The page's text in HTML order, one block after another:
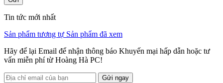
Tin tức mới nhất
Sản phẩm tương tự Sản phẩm đã xem
Hãy để lại Email để nhận thông báo Khuyến mại hấp dẫn hoặc tư
vấn miễn phí từ Hoàng Hà PC!
Gửi ngay